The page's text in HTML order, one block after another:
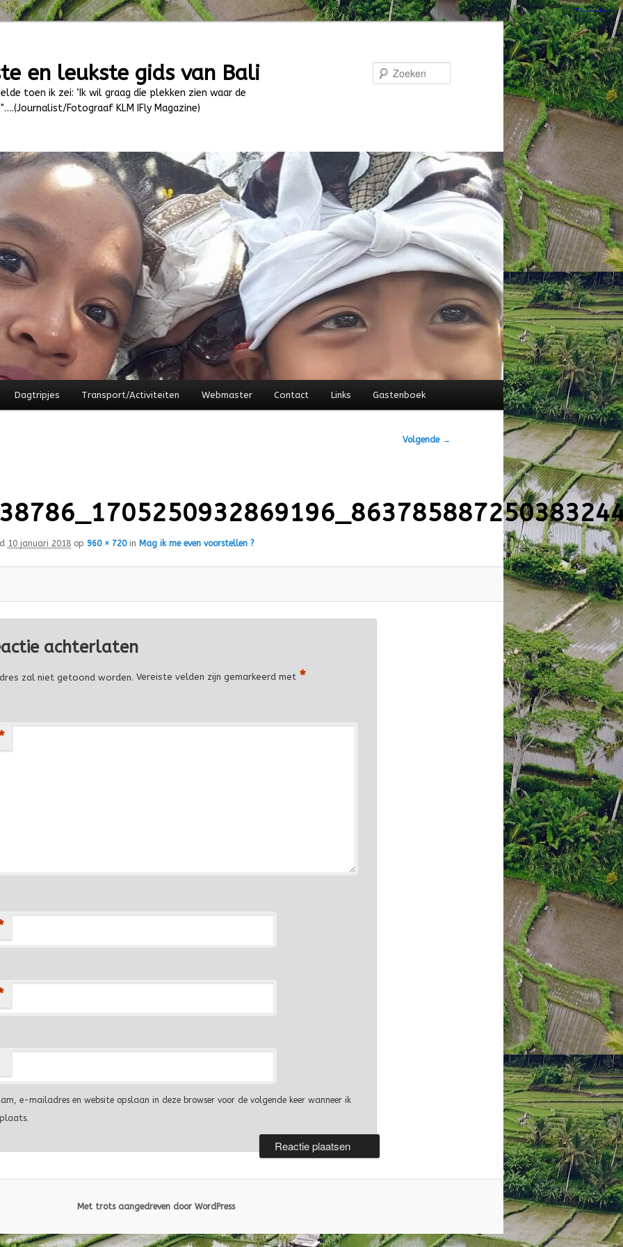
en leukste gids van Bali
toen ik zei: ‘Ik wil graag díe plekken zien waar de
Fotograaf KLM IFly Magazine)
Dagtripjes Transport/Activiteiten Webmaster Contact Links Gastenboek
Volgende →
10 januari 2018op 960 × 720in Mag ik me even voorstellen ?
achterlaten
zal niet getoond worden. Vereiste velden zijn gemarkeerd met *
e-mailadres en website opslaan in deze browser voor de volgende keer wanneer ik
Met trots aangedreven door WordPress